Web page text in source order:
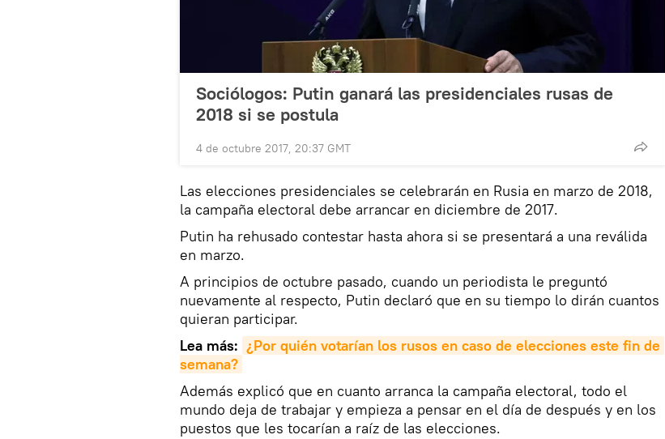
Sociólogos: Putin ganará las presidenciales rusas de
2018 si se postula
4 de octubre 2017, 20:37 GMT
Las elecciones presidenciales se celebrarán en Rusia en marzo de 2018,
la campaña electoral debe arrancar en diciembre de 2017.
Putin ha rehusado contestar hasta ahora si se presentará a una reválida
en marzo.
A principios de octubre pasado, cuando un periodista le preguntó
nuevamente al respecto, Putin declaró que en su tiempo lo dirán cuantos
quieran participar.
Lea más: ¿Por quién votarían los rusos en caso de elecciones este fin de
semana?
Además explicó que en cuanto arranca la campaña electoral, todo el
mundo deja de trabajar y empieza a pensar en el día de después y en los
puestos que les tocarían a raíz de las elecciones.